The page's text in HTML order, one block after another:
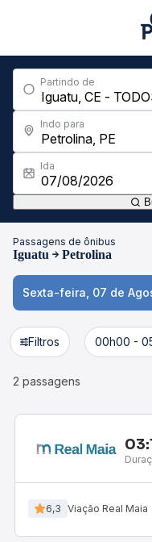
Partindo de
Indo para
Ida
Passagens de ônibus
Iguatu Petrolina
Sexta-feira, 07 de
Filtros 00h00 -
2 passagens
6,3 Viação Real Maia